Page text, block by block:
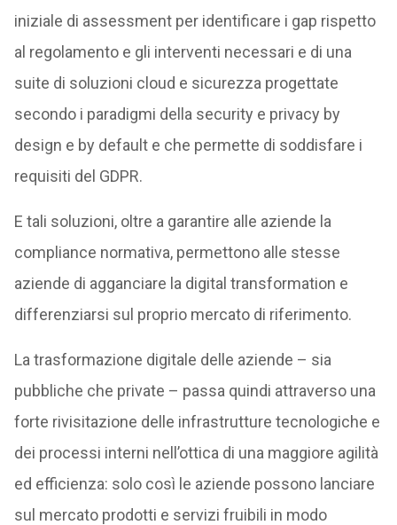
iniziale di assessment per identificare i gap rispetto
al regolamento e gli interventi necessari e di una
suite di soluzioni cloud e sicurezza progettate
secondo i paradigmi della security e privacy by
design e by default e che permette di soddisfare i
requisiti del GDPR.
E tali soluzioni, oltre a garantire alle aziende la
compliance normativa, permettono alle stesse
aziende di agganciare la digital transformation e
differenziarsi sul proprio mercato di riferimento.
La trasformazione digitale delle aziende – sia
pubbliche che private – passa quindi attraverso una
forte rivisitazione delle infrastrutture tecnologiche e
dei processi interni nell’ottica di una maggiore agilità
ed efficienza: solo così le aziende possono lanciare
sul mercato prodotti e servizi fruibili in modo